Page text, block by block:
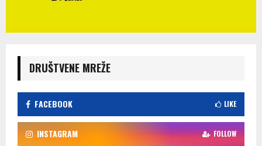
DRUŠTVENE MREŽE
FACEBOOK LIKE
INSTAGRAM FOLLOW